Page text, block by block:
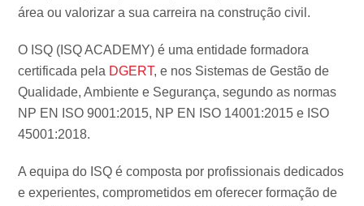
área ou valorizar a sua carreira na construção civil.
O ISQ (ISQ ACADEMY) é uma entidade formadora
certificada pela DGERT, e nos Sistemas de Gestão de
Qualidade, Ambiente e Segurança, segundo as normas
NP EN ISO 9001:2015, NP EN ISO 14001:2015 e ISO
45001:2018.
A equipa do ISQ é composta por profissionais dedicados
e experientes, comprometidos em oferecer formação de